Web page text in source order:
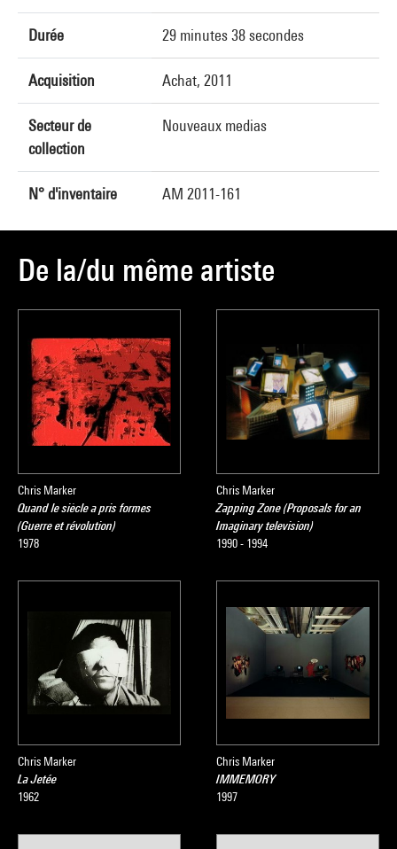
Durée 29 minutes 38 secondes
Acquisition Achat, 2011
Secteur de
collection
Nouveaux medias
N° d'inventaire AM 2011-161
De la/du même artiste
Chris Marker
Quand le siècle a pris formes
(Guerre et révolution)
1978
Chris Marker
Zapping Zone (Proposals for an
Imaginary television)
1990 - 1994
Chris Marker
La Jetée
1962
Chris Marker
IMMEMORY
1997